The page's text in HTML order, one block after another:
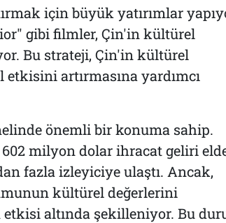
için büyük yatırımlar
gibi filmler, Çin'in kültürel
Bu strateji, Çin'in kültürel
artırmasına yardımcı
önemli bir konuma sahip.
milyon dolar ihracat geliri
fazla izleyiciye ulaştı. Ancak,
kültürel değerlerini
altında şekilleniyor. Bu